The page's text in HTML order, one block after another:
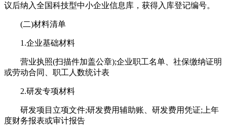
议后纳入全国科技型中小企业信息库，获得入库登记编号。
(二)材料清单
1.企业基础材料
营业执照(扫描件加盖公章);企业职工名单、社保缴纳证明
或劳动合同、职工人数统计表
2.研发专项材料
研发项目立项文件;研发费用辅助账、研发费用凭证;上年
度财务报表或审计报告